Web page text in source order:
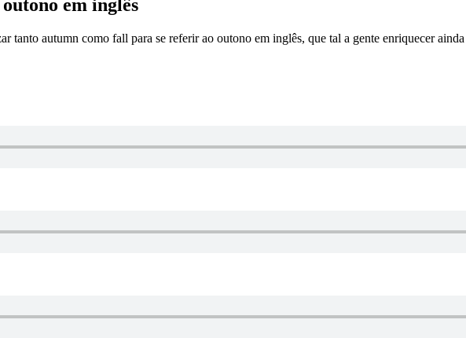
em inglês
tanto autumn como fall para se referir ao outono em inglês, que tal a gente enriquecer